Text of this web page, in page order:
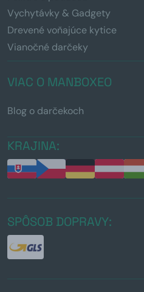
Vychytávky & Gadgety
Drevené voňajúce kytice
Vianočné darčeky
VIAC O MANBOXEO
Blog o darčekoch
KRAJINA:
SPÔSOB DOPRAVY: